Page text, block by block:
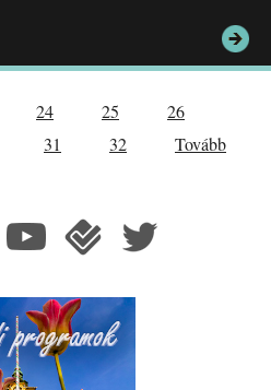
24 25
26
31 32
Tovább